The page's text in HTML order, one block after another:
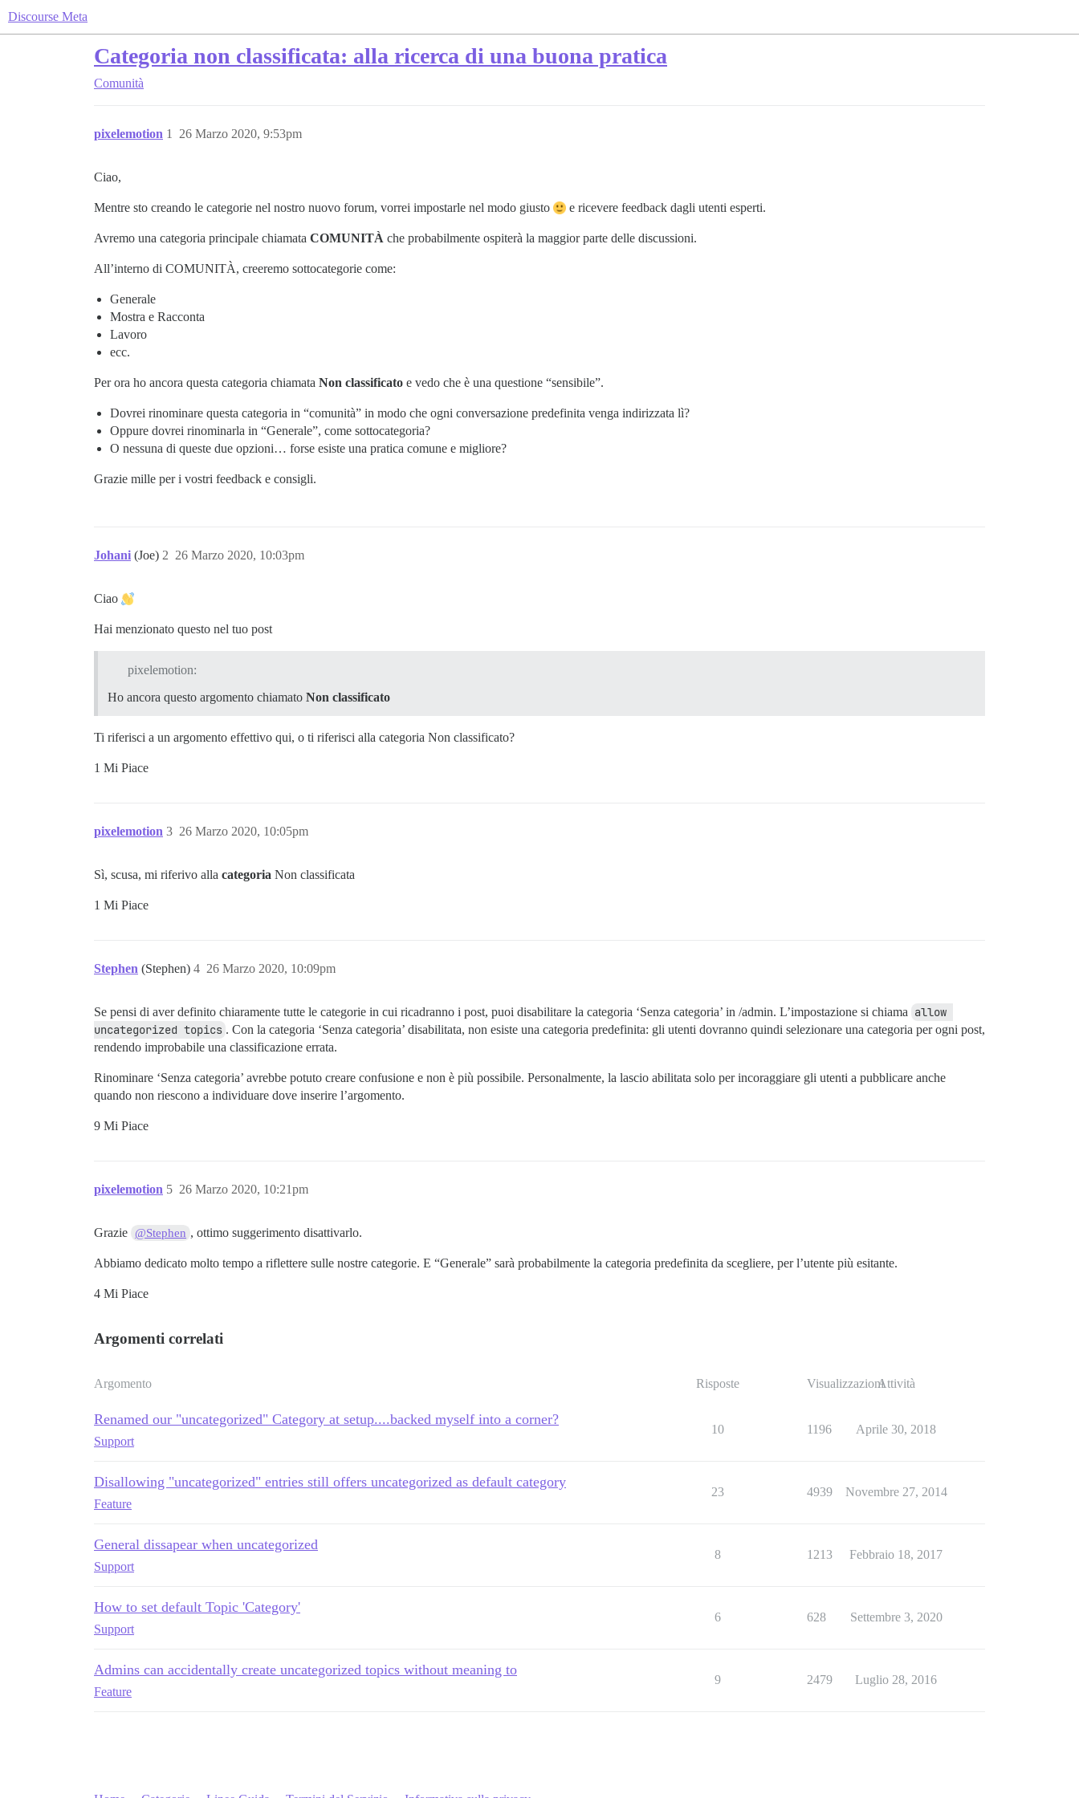
Discourse Meta
Categoria non classificata: alla ricerca di una buona pratica
Comunità
pixelemotion 26 Marzo 2020, 9:53pm
1
Ciao,
Mentre sto creando le categorie nel nostro nuovo forum, vorrei impostarle nel modo giusto e ricevere feedback dagli utenti esperti.
Avremo una categoria principale chiamata COMUNITÀ che probabilmente ospiterà la maggior parte delle discussioni.
All’interno di COMUNITÀ, creeremo sottocategorie come:
Generale
Mostra e Racconta
Lavoro
ecc.
Per ora ho ancora questa categoria chiamata Non classificato e vedo che è una questione “sensibile”.
Dovrei rinominare questa categoria in “comunità” in modo che ogni conversazione predefinita venga indirizzata lì?
Oppure dovrei rinominarla in “Generale”, come sottocategoria?
O nessuna di queste due opzioni… forse esiste una pratica comune e migliore?
Grazie mille per i vostri feedback e consigli.
Johani (Joe) 26 Marzo 2020, 10:03pm
2
Ciao
Hai menzionato questo nel tuo post
pixelemotion:
Ho ancora questo argomento chiamato Non classificato
Ti riferisci a un argomento effettivo qui, o ti riferisci alla categoria Non classificato?
1 Mi Piace
pixelemotion 26 Marzo 2020, 10:05pm
3
Sì, scusa, mi riferivo alla categoria Non classificata
1 Mi Piace
Stephen (Stephen) 26 Marzo 2020, 10:09pm
4
Se pensi di aver definito chiaramente tutte le categorie in cui ricadranno i post, puoi disabilitare la categoria ‘Senza categoria’ in /admin. L’impostazione si chiama allow
uncategorized topics . Con la categoria ‘Senza categoria’ disabilitata, non esiste una categoria predefinita: gli utenti dovranno quindi selezionare una categoria per ogni post,
rendendo improbabile una classificazione errata.
Rinominare ‘Senza categoria’ avrebbe potuto creare confusione e non è più possibile. Personalmente, la lascio abilitata solo per incoraggiare gli utenti a pubblicare anche
quando non riescono a individuare dove inserire l’argomento.
9 Mi Piace
pixelemotion 26 Marzo 2020, 10:21pm
5
Grazie @Stephen , ottimo suggerimento disattivarlo.
Abbiamo dedicato molto tempo a riflettere sulle nostre categorie. E “Generale” sarà probabilmente la categoria predefinita da scegliere, per l’utente più esitante.
4 Mi Piace
Argomenti correlati
Argomento Risposte VisualizzazioniAttività
Renamed our "uncategorized" Category at setup....backed myself into a corner?
Support
10 1196 Aprile 30, 2018
Disallowing "uncategorized" entries still offers uncategorized as default category
Feature
23 4939 Novembre 27, 2014
General dissapear when uncategorized
Support
8 1213 Febbraio 18, 2017
How to set default Topic 'Category'
Support
6 628 Settembre 3, 2020
Admins can accidentally create uncategorized topics without meaning to
Feature
9 2479 Luglio 28, 2016